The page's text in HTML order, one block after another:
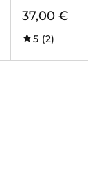
37,00 €
5 (2)